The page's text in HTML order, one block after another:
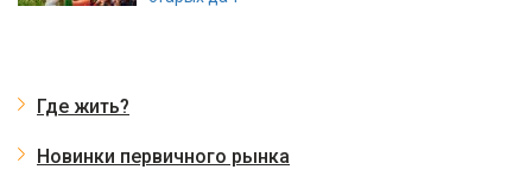
Где жить?
Новинки первичного рынка